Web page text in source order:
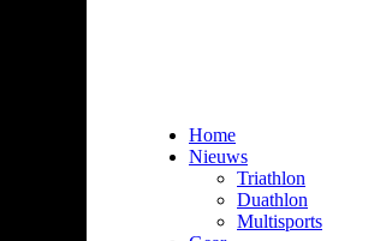
Home
Nieuws
Triathlon
Duathlon
Multisports